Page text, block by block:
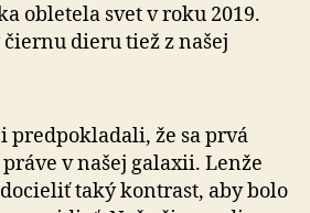
obletela svet v roku 2019.
dieru tiež z našej
predpokladali, že sa prvá
v našej galaxii. Lenže
taký kontrast, aby bolo